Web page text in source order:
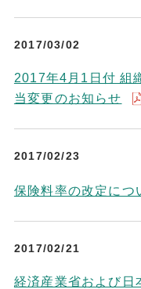
2017/03/02
2017年4月1日付 組
当変更のお知らせ
2017/02/23
保険料率の改定につ
2017/02/21
経済産業省および日